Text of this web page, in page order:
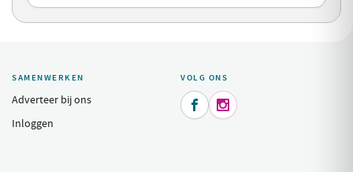
SAMENWERKEN
Adverteer bij ons
Inloggen
VOLG ONS
 